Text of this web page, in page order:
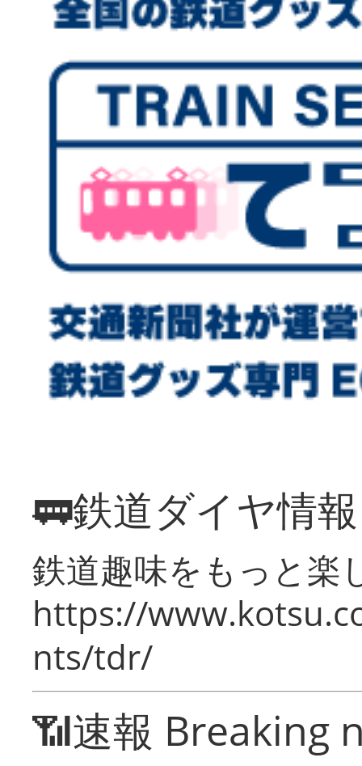
🚃鉄道ダイヤ情
鉄道趣味をもっと楽
https://
nts/tdr/
📶速報 Breaking